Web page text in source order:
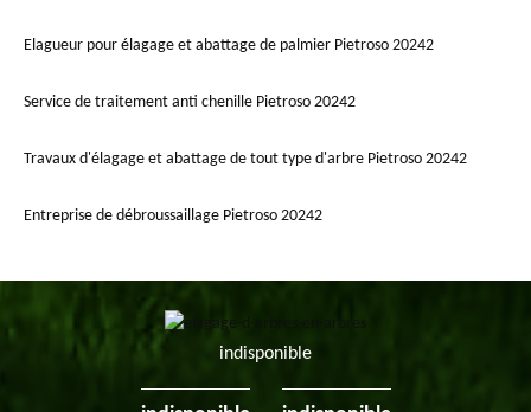
Elagueur pour élagage et abattage de palmier Pietroso 20242
Service de traitement anti chenille Pietroso 20242
Travaux d'élagage et abattage de tout type d'arbre Pietroso 20242
Entreprise de débroussaillage Pietroso 20242
indisponible